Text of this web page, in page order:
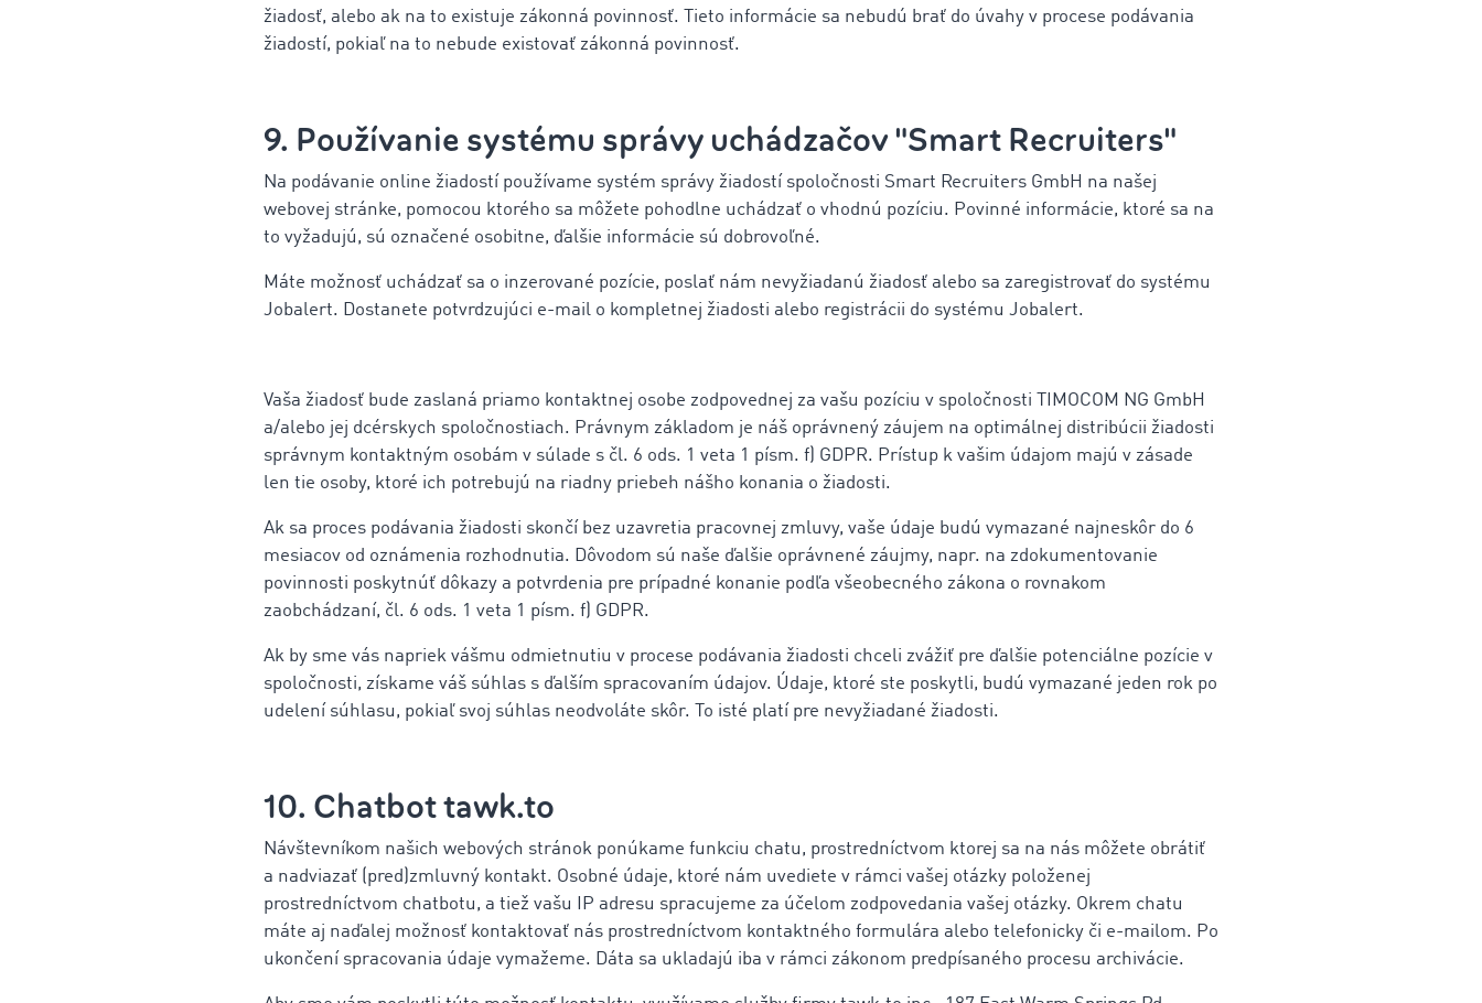
žiadosť, alebo ak na to existuje zákonná povinnosť. Tieto informácie sa nebudú brať do úvahy v procese podávania
žiadostí, pokiaľ na to nebude existovať zákonná povinnosť.
9. Používanie systému správy uchádzačov "Smart Recruiters"
Na podávanie online žiadostí používame systém správy žiadostí spoločnosti Smart Recruiters GmbH na našej
webovej stránke, pomocou ktorého sa môžete pohodlne uchádzať o vhodnú pozíciu. Povinné informácie, ktoré sa na
to vyžadujú, sú označené osobitne, ďalšie informácie sú dobrovoľné.
Máte možnosť uchádzať sa o inzerované pozície, poslať nám nevyžiadanú žiadosť alebo sa zaregistrovať do systému
Jobalert. Dostanete potvrdzujúci e-mail o kompletnej žiadosti alebo registrácii do systému Jobalert.
Vaša žiadosť bude zaslaná priamo kontaktnej osobe zodpovednej za vašu pozíciu v spoločnosti TIMOCOM NG GmbH
a/alebo jej dcérskych spoločnostiach. Právnym základom je náš oprávnený záujem na optimálnej distribúcii žiadosti
správnym kontaktným osobám v súlade s čl. 6 ods. 1 veta 1 písm. f) GDPR. Prístup k vašim údajom majú v zásade
len tie osoby, ktoré ich potrebujú na riadny priebeh nášho konania o žiadosti.
Ak sa proces podávania žiadosti skončí bez uzavretia pracovnej zmluvy, vaše údaje budú vymazané najneskôr do 6
mesiacov od oznámenia rozhodnutia. Dôvodom sú naše ďalšie oprávnené záujmy, napr. na zdokumentovanie
povinnosti poskytnúť dôkazy a potvrdenia pre prípadné konanie podľa všeobecného zákona o rovnakom
zaobchádzaní, čl. 6 ods. 1 veta 1 písm. f) GDPR.
Ak by sme vás napriek vášmu odmietnutiu v procese podávania žiadosti chceli zvážiť pre ďalšie potenciálne pozície v
spoločnosti, získame váš súhlas s ďalším spracovaním údajov. Údaje, ktoré ste poskytli, budú vymazané jeden rok po
udelení súhlasu, pokiaľ svoj súhlas neodvoláte skôr. To isté platí pre nevyžiadané žiadosti.
10. Chatbot tawk.to
Návštevníkom našich webových stránok ponúkame funkciu chatu, prostredníctvom ktorej sa na nás môžete obrátiť
a nadviazať (pred)zmluvný kontakt. Osobné údaje, ktoré nám uvediete v rámci vašej otázky položenej
prostredníctvom chatbotu, a tiež vašu IP adresu spracujeme za účelom zodpovedania vašej otázky. Okrem chatu
máte aj naďalej možnosť kontaktovať nás prostredníctvom kontaktného formulára alebo telefonicky či e-mailom. Po
ukončení spracovania údaje vymažeme. Dáta sa ukladajú iba v rámci zákonom predpísaného procesu archivácie.